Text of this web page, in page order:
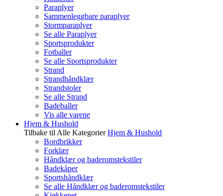
Paraplyer
Sammenleggbare paraplyer
Stormparaplyer
Se alle Paraplyer
Sportsprodukter
Fotballer
Se alle Sportsprodukter
Strand
Strandhåndklær
Strandstoler
Se alle Strand
Badeballer
Vis alle varene
Hjem & Hushold
Tilbake til Alle Kategorier Hjem & Hushold
Bordbrikker
Forklær
Håndklær og baderomstekstiler
Badekåper
Sportshåndklær
Se alle Håndklær og baderomstekstiler